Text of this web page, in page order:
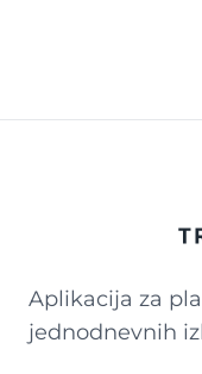
Aplikacija za
jednodnevnih